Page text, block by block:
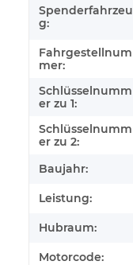
Spenderfahrzeu
g:
Fahrgestellnum
mer:
Schlüsselnumm
er zu 1:
Schlüsselnumm
er zu 2:
Baujahr:
Leistung:
Hubraum:
Motorcode: